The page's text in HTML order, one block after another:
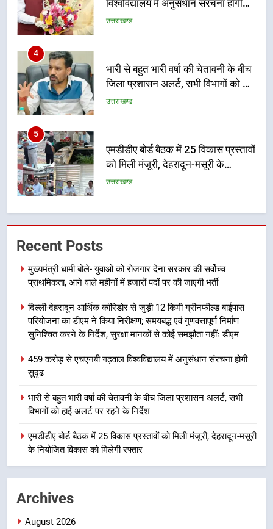
जिला प्रशासन अलर्ट, सभी विभागों को हाई
अलर्ट पर रहने के निर्देश
उत्तराखण्ड
5
एमडीडीए बोर्ड बैठक में 25 विकास प्रस्तावों
को मिली मंजूरी, देहरादून-मसूरी के
नियोजित विकास को मिलेगी रफ्तार
उत्तराखण्ड
6
मुख्यमंत्री पुष्कर सिंह धामी के दिशा-निर्देशों
में पीएम आवास योजना (शहरी) की प्रगति
की हुई समीक्षा
उत्तराखण्ड
7
गिरफ्तार
उत्तराखण्ड
भारी बारिश का अलर्ट! 6 अगस्त को
देहरादून में स्कूल बंद
1
मुख्यमंत्री धामी बोले- युवाओं को रोजगार
देना सरकार की सर्वोच्च प्राथमिकता, आने
भर्ती
Recent Posts
मुख्यमंत्री धामी बोले- युवाओं को रोजगार देना सरकार की सर्वोच्च
प्राथमिकता, आने वाले महीनों में हजारों पदों पर की जाएगी भर्ती
दिल्ली-देहरादून आर्थिक कॉरिडोर से जुड़ी 12 किमी ग्रीनफील्ड बाईपास
परियोजना का डीएम ने किया निरीक्षण; समयबद्ध एवं गुणवत्तापूर्ण निर्माण
सुनिश्चित करने के निर्देश, सुरक्षा मानकों से कोई समझौता नहींः डीएम
459 करोड़ से एचएनबी गढ़वाल विश्वविद्यालय में अनुसंधान संरचना होगी
सुदृढ
भारी से बहुत भारी वर्षा की चेतावनी के बीच जिला प्रशासन अलर्ट, सभी
विभागों को हाई अलर्ट पर रहने के निर्देश
एमडीडीए बोर्ड बैठक में 25 विकास प्रस्तावों को मिली मंजूरी, देहरादून-मसूरी
के नियोजित विकास को मिलेगी रफ्तार
Archives
August 2026